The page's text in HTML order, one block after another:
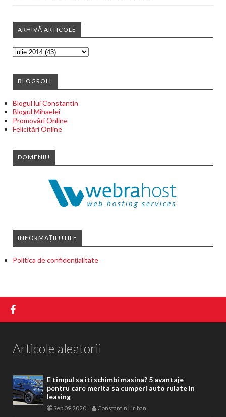
ARHIVĂ ARTICOLE
BLOGROLL
Blogul lui Constantin
Blogul Mihaelei
Promovări Online
Felicitări Online
DOMENIU
INFORMAȚII UTILE
Politica de confidențialitate
Articole aleatorii
E timpul sa iti schimbi masina? 5 avantaje
pentru care merita sa cumperi auto rulate in
leasing
Sep 09 2020 - Constantin Hriban